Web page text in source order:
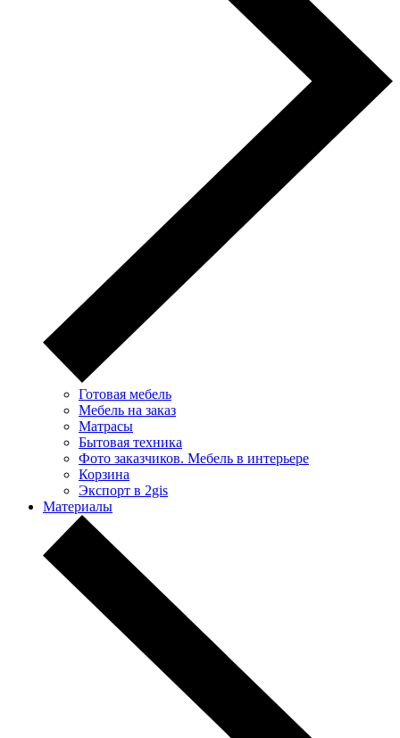
Готовая мебель
Мебель на заказ
Матрасы
Бытовая техника
Фото заказчиков. Мебель в интерьере
Корзина
Экспорт в 2gis
Материалы